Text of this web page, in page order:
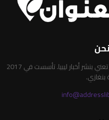
صحيفة العنوان الليبية صحيفة إلكترونية تعني بنشر أخبار ليبيا. تأسست في 2017